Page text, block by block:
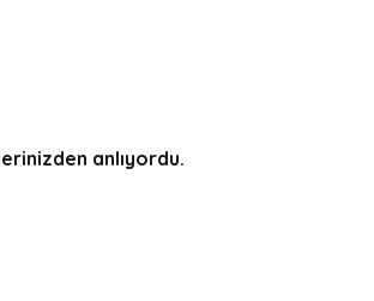
anlıyordu.